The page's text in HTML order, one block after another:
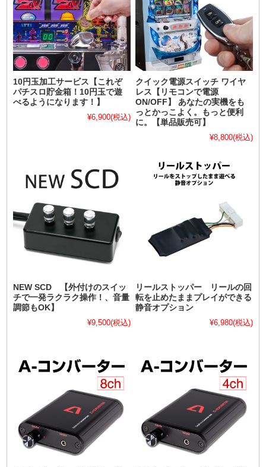
10円玉加工サービス【これぞ
パチスロ貯金箱！10円玉で遊
べるようになります！】
¥6,900(税込)
クイック電源スイッチ ワイヤ
レス【リモコンで電源
ON/OFF】 あなたの実機をも
っとかっこよく。もっと便利
に。【単品販売可】
¥8,800(税込)
NEW SCD 【外付けのスイッ
チで一発ラクラク操作！、音量
調節もOK】
¥9,500(税込)
リールストッパー リールの回
転を止めたままプレイができる
静音オプション
¥6,980(税込)